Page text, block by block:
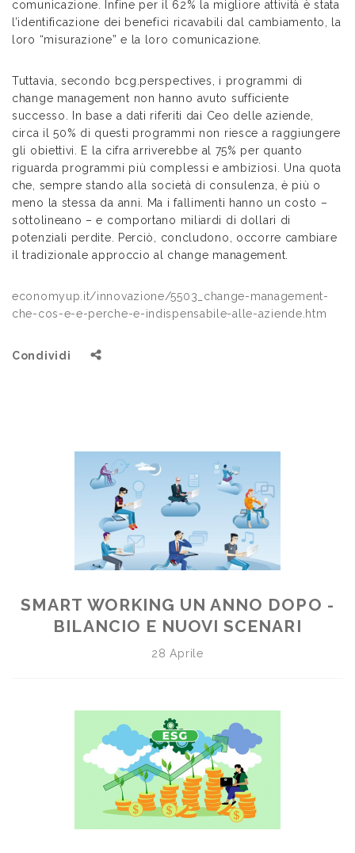
comunicazione. Infine per il 62% la migliore attività è stata
l’identificazione dei benefici ricavabili dal cambiamento, la
loro “misurazione” e la loro comunicazione.
Tuttavia, secondo bcg.perspectives, i programmi di
change management non hanno avuto sufficiente
successo. In base a dati riferiti dai Ceo delle aziende,
circa il 50% di questi programmi non riesce a raggiungere
gli obiettivi. E la cifra arriverebbe al 75% per quanto
riguarda programmi più complessi e ambiziosi. Una quota
che, sempre stando alla società di consulenza, è più o
meno la stessa da anni. Ma i fallimenti hanno un costo –
sottolineano – e comportano miliardi di dollari di
potenziali perdite. Perciò, concludono, occorre cambiare
il tradizionale approccio al change management.
economyup.it/innovazione/5503_change-management-
che-cos-e-e-perche-e-indispensabile-alle-aziende.htm
Condividi
SMART WORKING UN ANNO DOPO -
BILANCIO E NUOVI SCENARI
28 Aprile